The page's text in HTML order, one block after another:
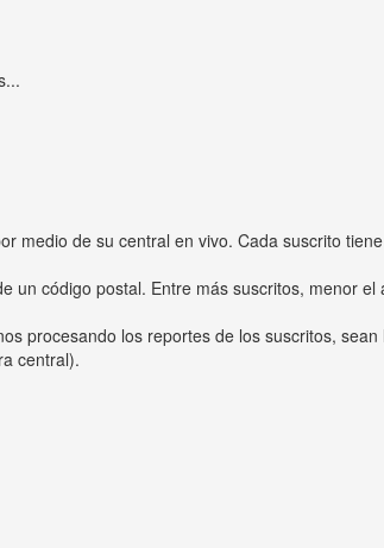
medio de su central en vivo. Cada suscrito
un código postal. Entre más suscritos, menor el
procesando los reportes de los suscritos,
central).